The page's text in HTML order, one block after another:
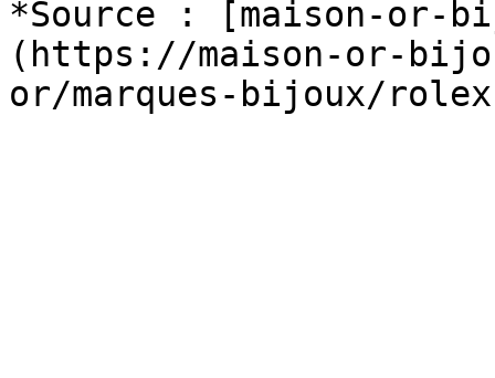
*Source : [maison-or-
(https://maison-or-